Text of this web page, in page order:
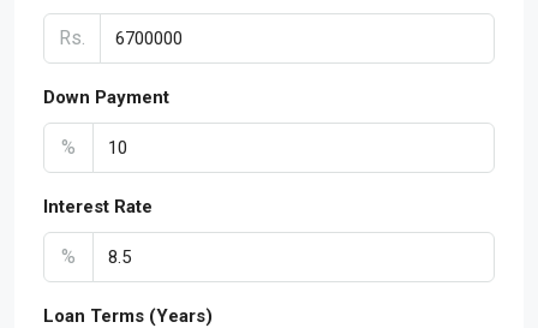
Rs.
Down Payment
%
Interest Rate
%
Loan Terms (Years)